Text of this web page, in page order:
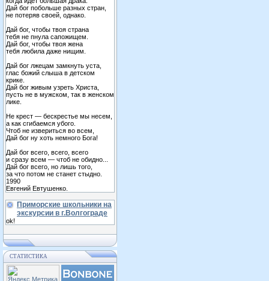
Дай бог побольше разных стран,
не потеряв своей, однако.
Дай бог, чтобы твоя страна
тебя не пнула сапожищем.
Дай бог, чтобы твоя жена
тебя любила даже нищим.
Дай бог лжецам замкнуть уста,
глас божий слыша в детском
крике.
Дай бог живым узреть Христа,
пусть не в мужском, так в женском
лике.
Не крест — бескрестье мы несем,
а как сгибаемся убого.
Чтоб не извериться во всем,
Дай бог ну хоть немного Бога!
Дай бог всего, всего, всего
и сразу всем — чтоб не обидно...
Дай бог всего, но лишь того,
за что потом не станет стыдно.
1990
Евгений Евтушенко.
Приморские школьники на
экскурсии в г.Волгограде
ok!
СТАТИСТИКА